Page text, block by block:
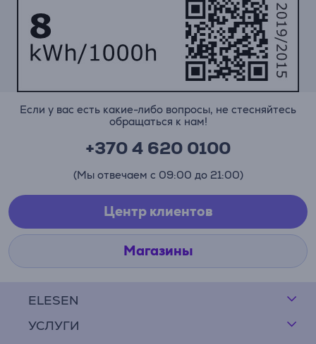
ELESEN
УСЛУГИ
Если у вас есть какие-либо вопросы, не стесняйтесь
обращаться к нам!
+370 4 620 0100
(Мы отвечаем с 09:00 до 21:00)
Центр клиентов
Магазины